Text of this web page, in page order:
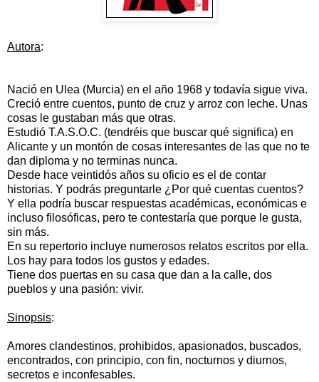
Autora:
Nació en Ulea (Murcia) en el año 1968 y todavía sigue viva.
Creció entre cuentos, punto de cruz y arroz con leche. Unas
cosas le gustaban más que otras.
Estudió T.A.S.O.C. (tendréis que buscar qué significa) en
Alicante y un montón de cosas interesantes de las que no te
dan diploma y no terminas nunca.
Desde hace veintidós años su oficio es el de contar
historias. Y podrás preguntarle ¿Por qué cuentas cuentos?
Y ella podría buscar respuestas académicas, económicas e
incluso filosóficas, pero te contestaría que porque le gusta,
sin más.
En su repertorio incluye numerosos relatos escritos por ella.
Los hay para todos los gustos y edades.
Tiene dos puertas en su casa que dan a la calle, dos
pueblos y una pasión: vivir.
Sinopsis:
Amores clandestinos, prohibidos, apasionados, buscados,
encontrados, con principio, con fin, nocturnos y diurnos,
secretos e inconfesables.